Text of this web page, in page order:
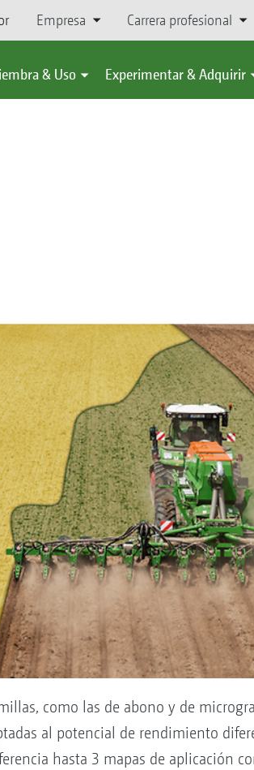
Empresa Carrera profesional
& Uso Experimentar & Adquirir
como las de abono y de
al potencial de rendimiento
hasta 3 mapas de aplicación